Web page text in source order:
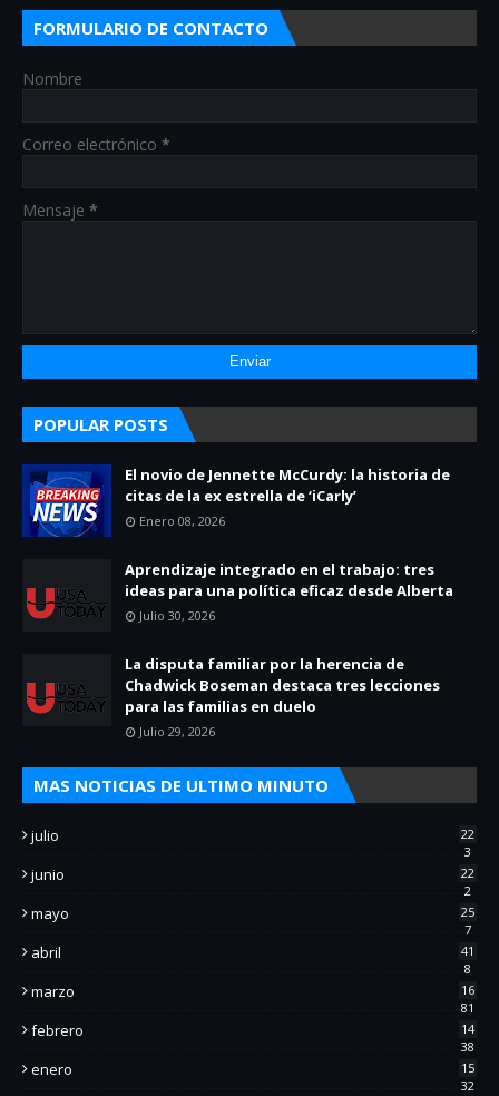
FORMULARIO DE CONTACTO
Nombre
Correo electrónico *
Mensaje *
POPULAR POSTS
El novio de Jennette McCurdy: la historia de
citas de la ex estrella de ‘iCarly’
Enero 08, 2026
Aprendizaje integrado en el trabajo: tres
ideas para una política eficaz desde Alberta
Julio 30, 2026
La disputa familiar por la herencia de
Chadwick Boseman destaca tres lecciones
para las familias en duelo
Julio 29, 2026
MAS NOTICIAS DE ULTIMO MINUTO
julio
22
3
junio
22
2
mayo
25
7
abril
41
8
marzo
16
81
febrero
14
38
enero
15
32